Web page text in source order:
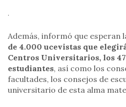
.
Además, informó que esperan
de 4.000 ucevistas que
Centros Universitarios, los
estudiantes, así como los
facultades, los consejos de
universitario de esta alma